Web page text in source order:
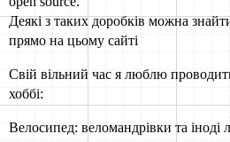
Деякі з таких доробків можна
прямо на цьому сайті
Свій вільний час я люблю
хоббі:
Велосипед: веломандрівки та іноді